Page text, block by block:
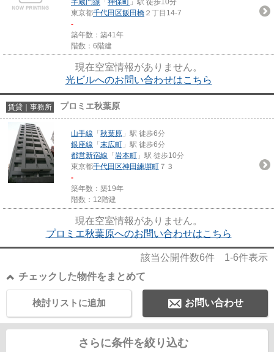
東京都千代田区飯田橋 ２丁目14-7
-
築年数：築41年
階数：6階建
現在空室情報がありません。
光ビルへのお問い合わせはこちら
賃貸｜事務所 プロミエ秋葉原
山手線 「秋葉原 」駅 徒歩6分
銀座線 「末広町 」駅 徒歩6分
都営新宿線 「岩本町 」駅 徒歩10分
東京都千代田区神田練塀町 ７３
-
築年数：築19年
階数：12階建
現在空室情報がありません。
プロミエ秋葉原へのお問い合わせはこちら
該当公開件数6件 1-6件表示
チェックした物件をまとめて
お問い合わせ
検討リストに追加
さらに条件を絞り込む